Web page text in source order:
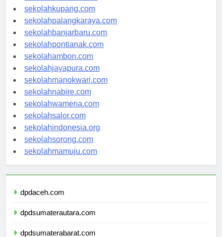
sekolahmanado.com
sekolahkupang.com
sekolahpalangkaraya.com
sekolahbanjarbaru.com
sekolahpontianak.com
sekolahambon.com
sekolahjayapura.com
sekolahmanokwari.com
sekolahnabire.com
sekolahwamena.com
sekolahsalor.com
sekolahindonesia.org
sekolahsorong.com